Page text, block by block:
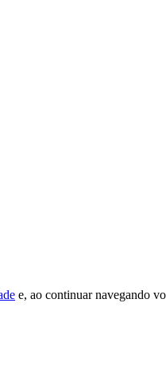
e, ao continuar navegando